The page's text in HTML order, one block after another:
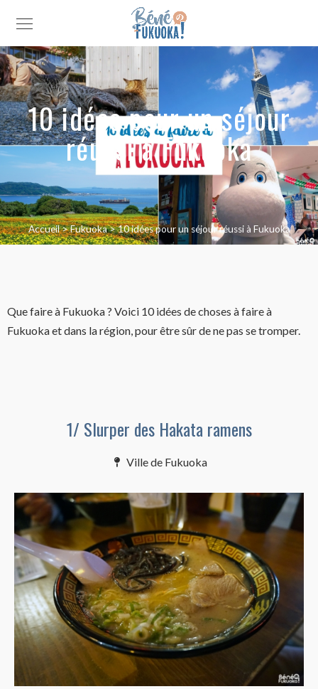
10 idées pour un séjour
réussi à Fukuoka
Accueil>Fukuoka>10 idées pour un séjour réussi à Fukuoka
Que faire à Fukuoka ? Voici 10 idées de choses à faire à
Fukuoka et dans la région, pour être sûr de ne pas se tromper.
1/ Slurper des Hakata ramens
Ville de Fukuoka